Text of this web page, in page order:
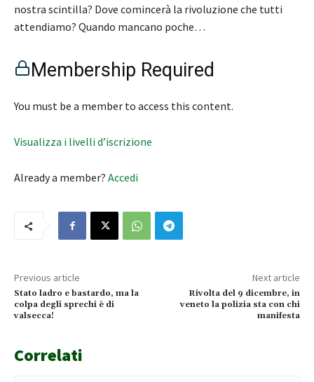
nostra scintilla? Dove comincerà la rivoluzione che tutti
attendiamo? Quando mancano poche…
Membership Required
You must be a member to access this content.
Visualizza i livelli d’iscrizione
Already a member? Accedi
Previous article
Stato ladro e bastardo, ma la
colpa degli sprechi è di
valsecca!
Next article
Rivolta del 9 dicembre, in
veneto la polizia sta con chi
manifesta
Correlati